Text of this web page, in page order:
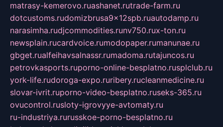
matrasy-kemerovo.ruashanet.rutrade-farm.ru
dotcustoms.rudomizbrusa9x12spb.ruautodamp.ru
narasimha.rudjcommodities.runv750.rux-ton.ru
newsplain.rucardvoice.rumodopaper.rumanunae.ru
gbget.rualfeihavsalnassr.rumadoma.rutajuncos.ru
petrovkasports.ruporno-online-besplatno.rusplclub.ru
york-life.rudoroga-expo.ruribery.rucleanmedicine.ru
slovar-ivrit.ruporno-video-besplatno.ruseks-365.ru
ovucontrol.rusloty-igrovyye-avtomaty.ru
ru-industriya.rurusskoe-porno-besplatno.ru